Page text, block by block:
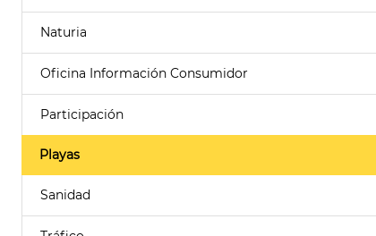
Naturia
Oficina Información Consumidor
Participación
Playas
Sanidad